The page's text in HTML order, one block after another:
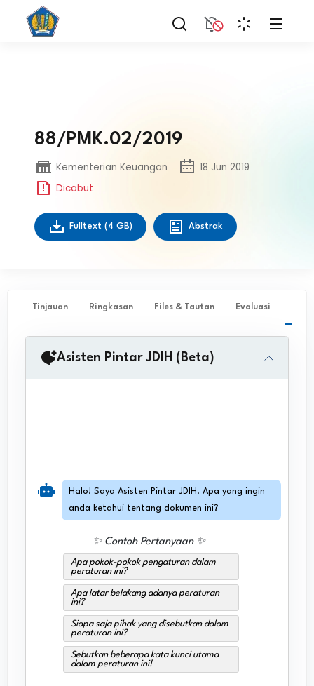
88/PMK.02/2019
Kementerian Keuangan
18 Jun 2019
Dicabut
Fulltext (4 GB) Abstrak
Tinjauan Ringkasan Files & Tautan Evaluasi ✨
Asisten Pintar JDIH (Beta)
✨ Contoh Pertanyaan ✨
Apa pokok-pokok pengaturan dalam
peraturan ini?
Apa latar belakang adanya peraturan
ini?
Siapa saja pihak yang disebutkan dalam
peraturan ini?
Sebutkan beberapa kata kunci utama
dalam peraturan ini!
Halo! Saya Asisten Pintar JDIH. Apa yang ingin
anda ketahui tentang dokumen ini?